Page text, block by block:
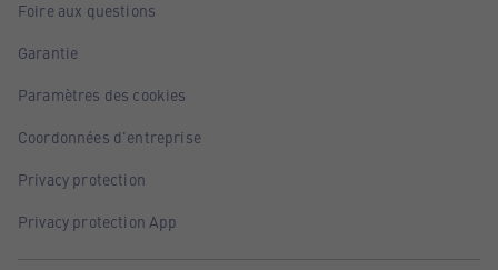
Foire aux questions
Garantie
Paramètres des cookies
Coordonnées d'entreprise
Privacy protection
Privacy protection App